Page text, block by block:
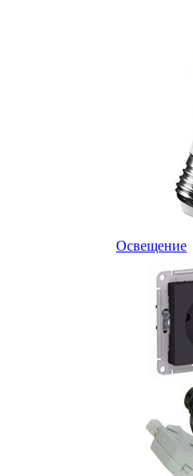
Освещение